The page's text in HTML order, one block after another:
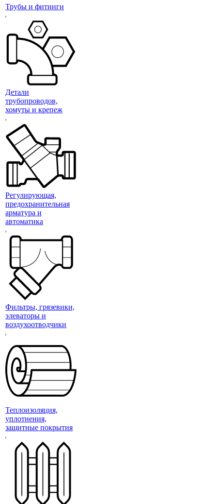
Трубы и фитинги
Детали
трубопроводов,
хомуты и крепеж
Регулирующая,
предохранительная
арматура и
автоматика
Фильтры, грязевики,
элеваторы и
воздухоотводчики
Теплоизоляция,
уплотнения,
защитные покрытия